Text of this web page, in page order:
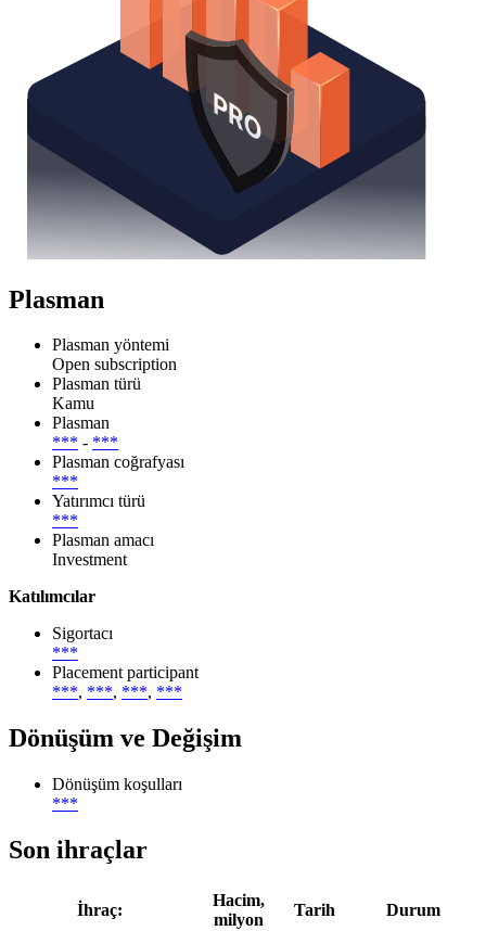
Plasman
Plasman yöntemi
Open subscription
Plasman türü
Kamu
Plasman
*** - ***
Plasman coğrafyası
***
Yatırımcı türü
***
Plasman amacı
Investment
Katılımcılar
Sigortacı
***
Placement participant
***, ***, ***, ***
Dönüşüm ve Değişim
Dönüşüm koşulları
***
Son ihraçlar
İhraç:
Hacim,
milyon
Tarih
Durum